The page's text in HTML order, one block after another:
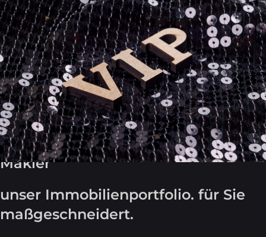
Makler
unser Immobilien­portfolio. für Sie
maß­geschneidert.